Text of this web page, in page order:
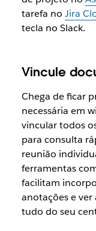
tarefa no Jira
tecla no Slack.
Vincule
Chega de ficar
necessária em
vincular todos
para consulta
reunião
ferramentas
facilitam
anotações e
tudo do seu